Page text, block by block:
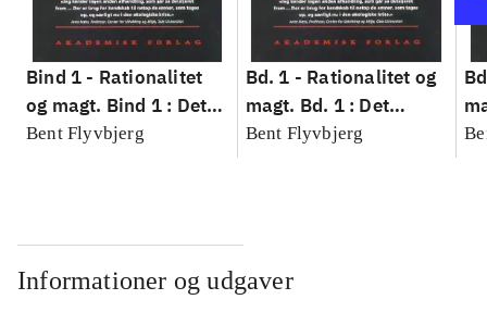
Bind 1 - Rationalitet
og magt. Bind 1 : Det
konkretes videnskab
Bent Flyvbjerg
Bd. 1 - Rationalitet og
magt. Bd. 1 : Det
konkretes videnskab
Bent Flyvbjerg
Informationer og udgaver